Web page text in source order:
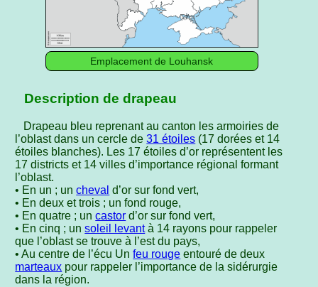
Emplacement de Louhansk
Description de drapeau
Drapeau bleu reprenant au canton les armoiries de
l’oblast dans un cercle de31 étoiles (17 dorées et 14
étoiles blanches). Les 17 étoiles d’or représentent les
17 districts et 14 villes d’importance régional formant
l’oblast.
• En un ; uncheval d’or sur fond vert,
• En deux et trois ; un fond rouge,
• En quatre ; uncastor d’or sur fond vert,
• En cinq ; unsoleil levantà 14 rayons pour rappeler
que l’oblast se trouve à l’est du pays,
• Au centre de l’écu Unfeu rouge entouré de deux
marteaux pour rappeler l’importance de la sidérurgie
dans la région.